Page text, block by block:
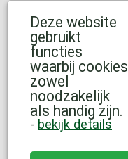
Deze website
gebruikt
functies
waarbij cookies
zowel
noodzakelijk
als handig zijn.
- bekijk details